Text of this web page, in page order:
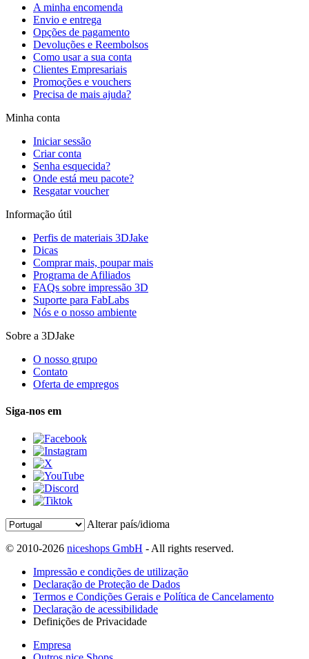
A minha encomenda
Envio e entrega
Opções de pagamento
Devoluções e Reembolsos
Como usar a sua conta
Clientes Empresariais
Promoções e vouchers
Precisa de mais ajuda?
Minha conta
Iniciar sessão
Criar conta
Senha esquecida?
Onde está meu pacote?
Resgatar voucher
Informação útil
Perfis de materiais 3DJake
Dicas
Comprar mais, poupar mais
Programa de Afiliados
FAQs sobre impressão 3D
Suporte para FabLabs
Nós e o nosso ambiente
Sobre a 3DJake
O nosso grupo
Contato
Oferta de empregos
Siga-nos em
Alterar país/idioma
© 2010-2026 niceshops GmbH - All rights reserved.
Impressão e condições de utilização
Declaração de Proteção de Dados
Termos e Condições Gerais e Política de Cancelamento
Declaração de acessibilidade
Definições de Privacidade
Empresa